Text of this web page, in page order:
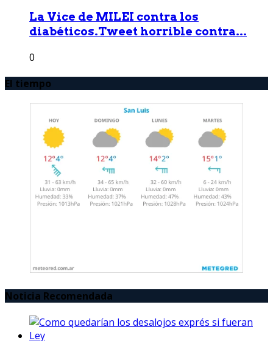
La Vice de MILEI contra los
diabéticos.Tweet horrible contra...
0
El tiempo
Noticia Recomendada